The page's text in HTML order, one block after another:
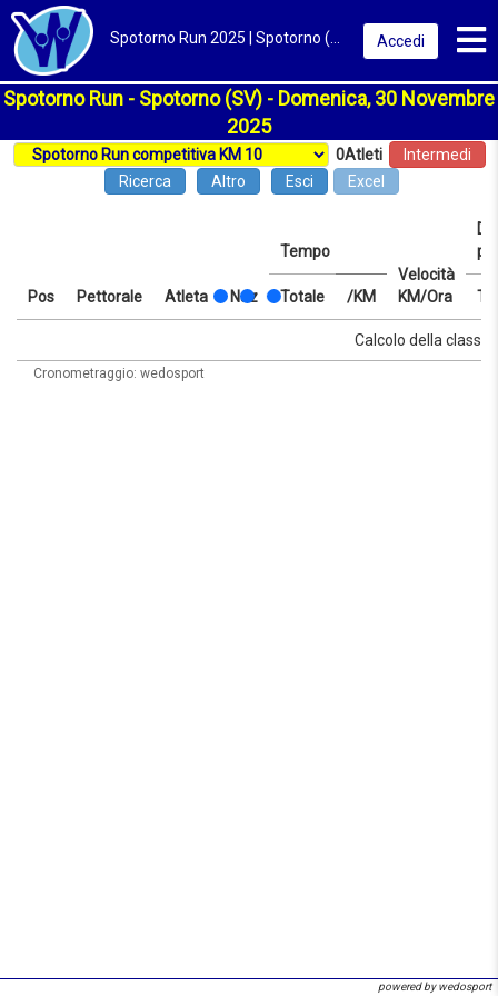
Accedi
Spotorno Run - Spotorno (SV) - Domenica, 30 Novembre
2025
0Atleti
Intermedi
Ricerca
Altro Esci Excel
Pos Pettorale Atleta Naz
Tempo
Velocità
KM/Ora
Totale /KM
Velocità
/KM
Calcolo della
Cronometraggio: wedosport
powered by wedosport